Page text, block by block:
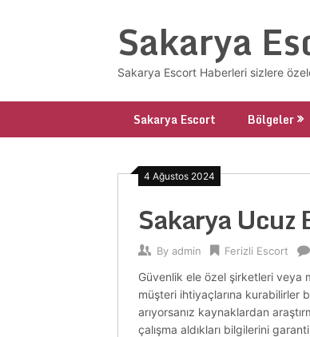
Sakarya
Sakarya Escort Haberleri sizlere
Sakarya Escort Bölgeler
4 Ağustos 2024
Sakarya Ucuz
By admin Ferizli Escort
Güvenlik ele özel şirketleri veya
müşteri ihtiyaçlarına kurabilirler
arıyorsanız kaynaklardan
çalışma aldıkları bilgilerini